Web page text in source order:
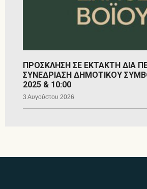
ΠΡΟΣΚΛΗΣΗ ΣΕ ΕΚΤΑΚΤΗ ΔΙΑ
ΣΥΝΕΔΡΙΑΣΗ ΔΗΜΟΤΙΚΟΥ
2025 & 10:00
3 Αυγούστου 2026